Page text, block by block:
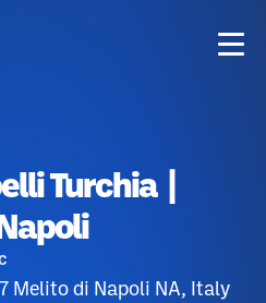
Turchia |
Melito di Napoli NA, Italy